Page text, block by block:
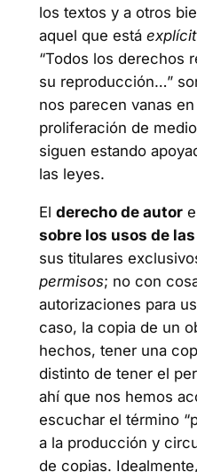
los textos y a otros
aquel que está
“Todos los derechos
su reproducción…”
nos parecen vanas
proliferación de
siguen estando
las leyes.
El derecho de autor
sobre los usos de
sus titulares
permisos; no con
autorizaciones para
caso, la copia de un
hechos, tener una
distinto de tener el
ahí que nos hemos
escuchar el término
a la producción y
de copias.